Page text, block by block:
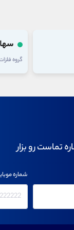
گروه
تماست رو بزار
شماره